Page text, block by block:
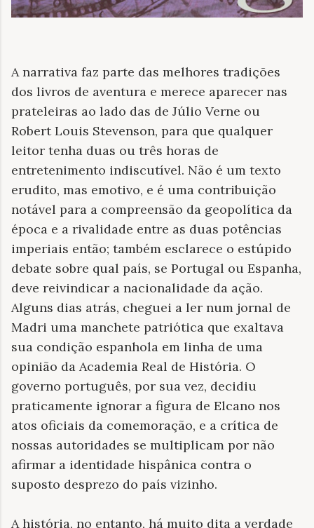
A narrativa faz parte das melhores tradições
dos livros de aventura e merece aparecer nas
prateleiras ao lado das de Júlio Verne ou
Robert Louis Stevenson, para que qualquer
leitor tenha duas ou três horas de
entretenimento indiscutível. Não é um texto
erudito, mas emotivo, e é uma contribuição
notável para a compreensão da geopolítica da
época e a rivalidade entre as duas potências
imperiais então; também esclarece o estúpido
debate sobre qual país, se Portugal ou Espanha,
deve reivindicar a nacionalidade da ação.
Alguns dias atrás, cheguei a ler num jornal de
Madri uma manchete patriótica que exaltava
sua condição espanhola em linha de uma
opinião da Academia Real de História. O
governo português, por sua vez, decidiu
praticamente ignorar a figura de Elcano nos
atos oficiais da comemoração, e a crítica de
nossas autoridades se multiplicam por não
afirmar a identidade hispânica contra o
suposto desprezo do país vizinho.
A história, no entanto, há muito dita a verdade